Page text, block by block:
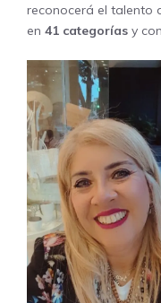
reconocerá el talento
en 41 categorías y